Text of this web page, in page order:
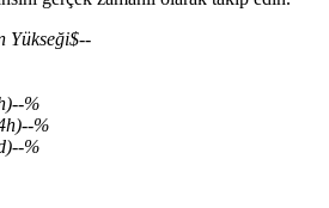
Yükseği$--
--%
--%
--%